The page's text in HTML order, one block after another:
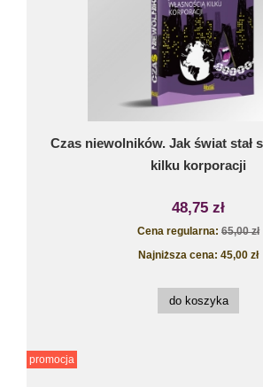
Czas niewolników. Jak świat stał
kilku korporacji
48,75 zł
Cena regularna: 65,00 zł
Najniższa cena: 45,00 zł
do koszyka
promocja